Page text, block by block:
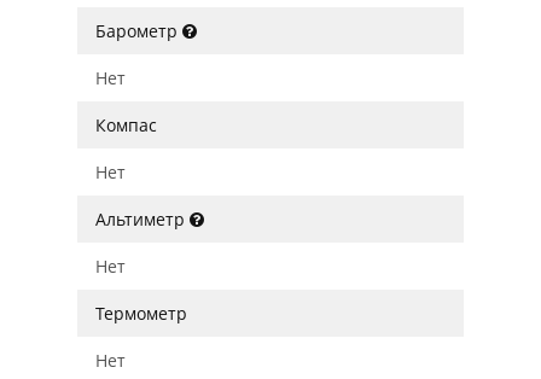
Барометр
Нет
Компас
Нет
Альтиметр
Нет
Термометр
Нет